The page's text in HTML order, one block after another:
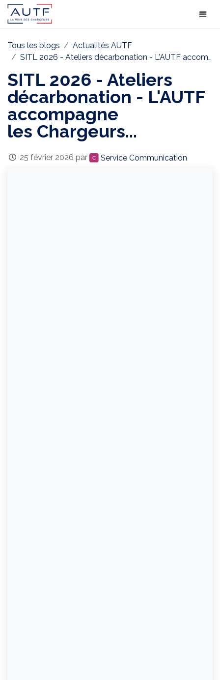
Tous les blogs
Actualités AUTF
SITL 2026 - Ateliers décarbonation - L'AUTF accompagne les Chargeurs...
SITL 2026 - Ateliers
décarbonation - L'AUTF
accompagne
les Chargeurs...
25 février 2026 par Service Communication